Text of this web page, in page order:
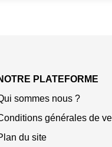
PLATEFORME
sommes nous ?
générales de
du site